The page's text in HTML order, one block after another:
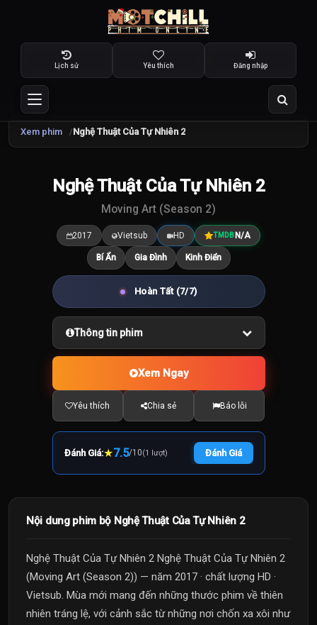
Lịch sử Yêu thích Đăng nhập
Xem phim Nghệ Thuật Của Tự Nhiên 2
/10
Nghệ Thuật Của Tự Nhiên 2
Moving Art (Season 2)
2017 Vietsub HD TMDB N/A
Bí Ẩn Gia Đình Kinh Điển
Hoàn Tất (7/7)
Thông tin phim
Xem Ngay
Yêu thích Chia sẻ Báo lỗi
Đánh Giá:★7.5/10(1 lượt) Đánh Giá
Nội dung phim bộ Nghệ Thuật Của Tự Nhiên 2
Nghệ Thuật Của Tự Nhiên 2 Nghệ Thuật Của Tự Nhiên 2
(Moving Art (Season 2)) — năm 2017 · chất lượng HD ·
Vietsub. Mùa mới mang đến những thước phim về thiên
nhiên tráng lệ, với cảnh sắc từ những nơi chốn xa xôi như